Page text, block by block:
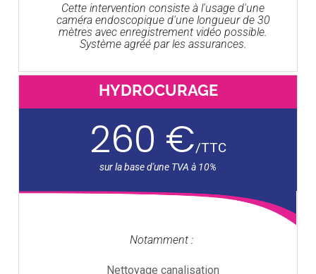
Cette intervention consiste à l'usage d'une
caméra endoscopique d'une longueur de 30
mètres avec enregistrement vidéo possible.
Système agréé par les assurances.
HYDROCURAGE
260 €/TTC
Notamment :
Nettoyage canalisation